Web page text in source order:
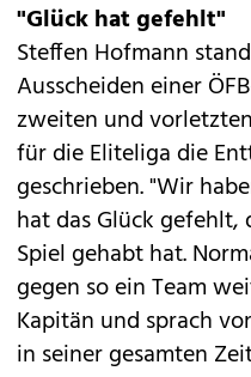
"Glück hat gefehlt"
Steffen Hofmann
Ausscheiden einer
zweiten und
für die Eliteliga die
geschrieben. "Wir
hat das Glück gefehlt,
Spiel gehabt hat.
gegen so ein Team
Kapitän und sprach
in seiner gesamten